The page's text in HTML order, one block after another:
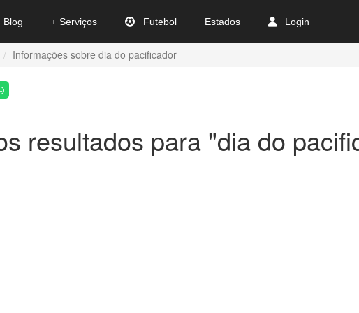
Blog + Serviços Futebol Estados Login
Informações sobre dia do pacificador
resultados para "dia do